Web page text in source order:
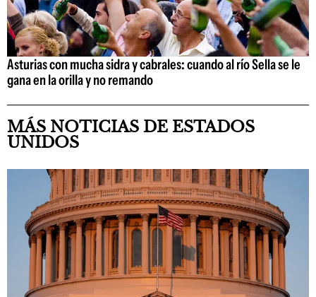
Asturias con mucha sidra y cabrales: cuando al río Sella se le
gana en la orilla y no remando
MÁS NOTICIAS DE ESTADOS
UNIDOS